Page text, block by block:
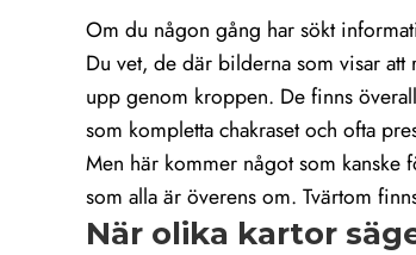
Om du någon gång har sökt
Du vet, de där bilderna som visar att
upp genom kroppen. De finns
som kompletta chakraset och ofta
Men här kommer något som kanske
som alla är överens om. Tvärtom
När olika kartor